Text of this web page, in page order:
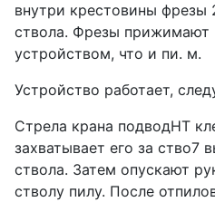
внутри крестовины фрезы
ствола. Фрезы прижимают
устройством, что и пи. м.
Устройство работает,
Стрела крана подводHT
захватывает его за ство7
ствола. Затем опускают
стволу пилу. После